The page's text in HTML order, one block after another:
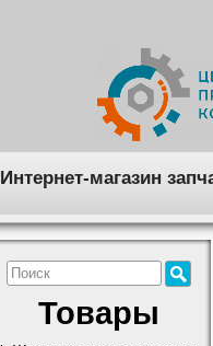
Интернет-магазин
Товары